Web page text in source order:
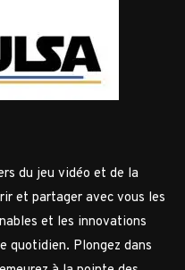
du jeu vidéo et de la
et partager avec vous les
et les innovations
quotidien. Plongez dans